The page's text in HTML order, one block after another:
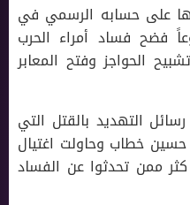
على حسابه الرسمي في
فضح فساد أمراء الحرب
الحواجز وفتح المعابر
التهديد بالقتل التي
حسين خطاب وحاولت اغتيال
ممن تحدثوا عن الفساد